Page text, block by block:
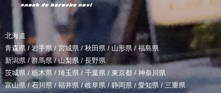
北海道
青森県 / 岩手県/ 宮城県 / 秋田県 / 山形県/ 福島県
新潟県 /群馬県/山梨県 / 長野県
茨城県 / 栃木県 / 埼玉県 / 千葉県 / 東京都 / 神奈川県
富山県 /石川県/福井県/岐阜県 / 静岡県 / 愛知県 / 三重県